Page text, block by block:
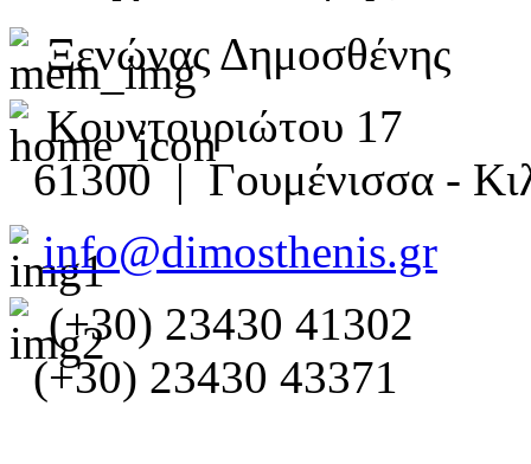
Ξενώνας Δημοσθένης
Κουντουριώτου 17
61300 | Γουμένισσα -
info@dimosthenis.gr
(+30) 23430 41302
(+30) 23430 43371